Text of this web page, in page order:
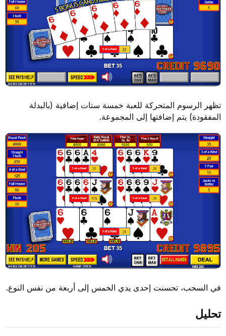
تظهر الرسوم المتحركة للعبة خمسة ستات إضافية (بالبدلة
المفقودة) يتم إضافتها إلى المجموعة.
في السحب، تحسنت إحدى يدي الخمس إلى أربعة من نفس النوع.
تحليل